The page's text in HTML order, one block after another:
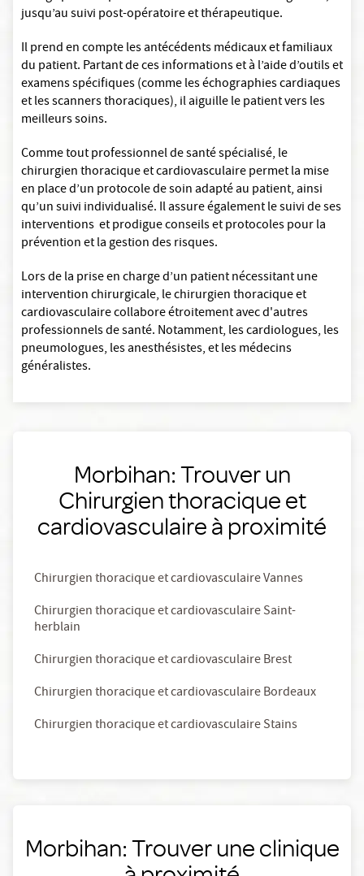
jusqu’au suivi post-opératoire et thérapeutique.
Il prend en compte les antécédents médicaux et familiaux
du patient. Partant de ces informations et à l’aide d’outils et
examens spécifiques (comme les échographies cardiaques
et les scanners thoraciques), il aiguille le patient vers les
meilleurs soins.
Comme tout professionnel de santé spécialisé, le
chirurgien thoracique et cardiovasculaire permet la mise
en place d’un protocole de soin adapté au patient, ainsi
qu’un suivi individualisé. Il assure également le suivi de ses
interventions et prodigue conseils et protocoles pour la
prévention et la gestion des risques.
Lors de la prise en charge d’un patient nécessitant une
intervention chirurgicale, le chirurgien thoracique et
cardiovasculaire collabore étroitement avec d'autres
professionnels de santé. Notamment, les cardiologues, les
pneumologues, les anesthésistes, et les médecins
généralistes.
Morbihan: Trouver un
Chirurgien thoracique et
cardiovasculaire à proximité
Chirurgien thoracique et cardiovasculaire Vannes
Chirurgien thoracique et cardiovasculaire Saint-
herblain
Chirurgien thoracique et cardiovasculaire Brest
Chirurgien thoracique et cardiovasculaire Bordeaux
Chirurgien thoracique et cardiovasculaire Stains
Morbihan: Trouver une clinique